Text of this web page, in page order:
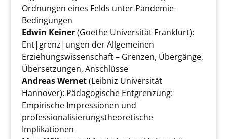
Ordnungen eines Felds unter Pandemie-
Bedingungen
Edwin Keiner(Goethe Universität Frankfurt):
Ent|grenz|ungen der Allgemeinen
Erziehungswissenschaft – Grenzen, Übergänge,
Übersetzungen, Anschlüsse
Andreas Wernet(Leibniz Universität
Hannover): Pädagogische Entgrenzung:
Empirische Impressionen und
professionalisierungstheoretische
Implikationen